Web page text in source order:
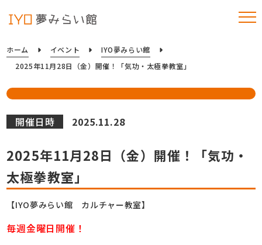
ホーム イベント
IYO夢みらい館
2025年11月28日（金）開催！「気功・太極拳教室」
開催日時 2025.11.28
2025年11月28日（金）開催！「気功・
太極拳教室」
【IYO夢みらい館 カルチャー教室】
毎週金曜日開催！